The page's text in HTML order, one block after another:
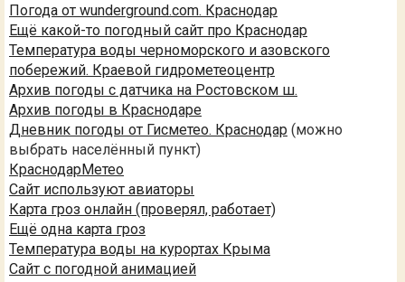
Погода от wunderground.com. Краснодар
Ещё какой-то погодный сайт про Краснодар
Температура воды черноморского и азовского
побережий. Краевой гидрометеоцентр
Архив погоды с датчика на Ростовском ш.
Архив погоды в Краснодаре
Дневник погоды от Гисметео. Краснодар (можно
выбрать населённый пункт)
КраснодарМетео
Сайт используют авиаторы
Карта гроз онлайн (проверял, работает)
Ещё одна карта гроз
Температура воды на курортах Крыма
Сайт с погодной анимацией